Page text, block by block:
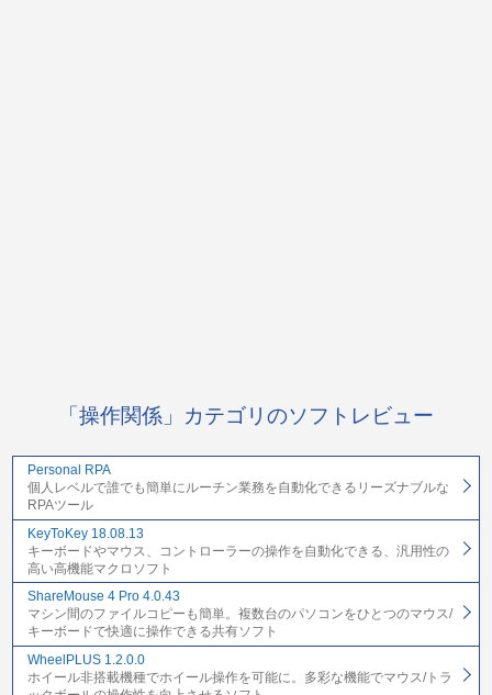
「操作関係」カテゴリのソフトレビュー
Personal RPA
個人レベルで誰でも簡単にルーチン業務を自動化できるリーズナブルな
RPAツール
KeyToKey 18.08.13
キーボードやマウス、コントローラーの操作を自動化できる、汎用性の
高い高機能マクロソフト
ShareMouse 4 Pro 4.0.43
マシン間のファイルコピーも簡単。複数台のパソコンをひとつのマウス/
キーボードで快適に操作できる共有ソフト
WheelPLUS 1.2.0.0
ホイール非搭載機種でホイール操作を可能に。多彩な機能でマウス/トラ